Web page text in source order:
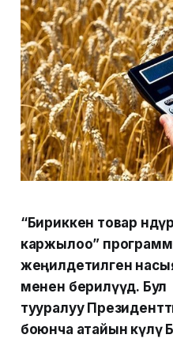
“Бириккен товар
каржылоо”
жеңилдетилген
менен берилүүдө. Бул
тууралуу
боюнча атайын өкүлү